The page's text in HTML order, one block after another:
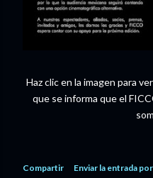
Haz clic en la imagen para
que se informa que el
Compartir
Enviar la entrada